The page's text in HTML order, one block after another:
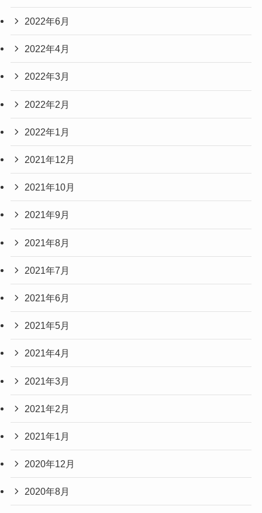
2022年6月
2022年4月
2022年3月
2022年2月
2022年1月
2021年12月
2021年10月
2021年9月
2021年8月
2021年7月
2021年6月
2021年5月
2021年4月
2021年3月
2021年2月
2021年1月
2020年12月
2020年8月